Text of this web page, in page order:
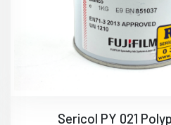
Sericol PY 021